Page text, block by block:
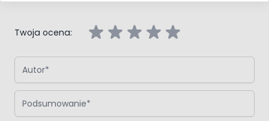
Twoja ocena:
Autor
Podsumowanie